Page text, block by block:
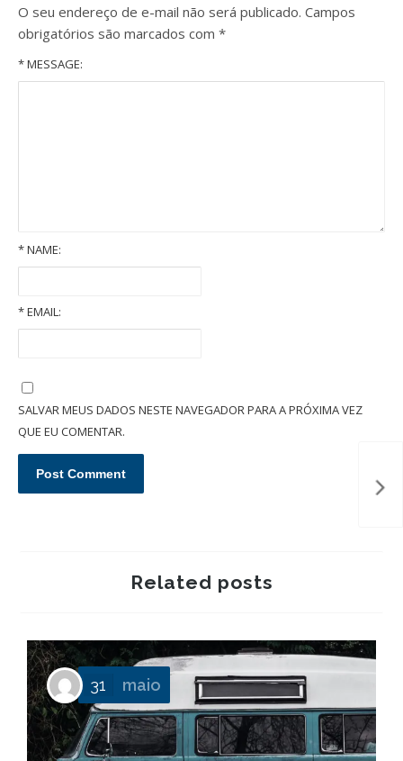
O seu endereço de e-mail não será publicado. Campos
obrigatórios são marcados com *
* MESSAGE:
*NAME:
*EMAIL:
SALVAR MEUS DADOS NESTE NAVEGADOR PARA A PRÓXIMA VEZ
QUE EU COMENTAR.
Related posts
31 maio